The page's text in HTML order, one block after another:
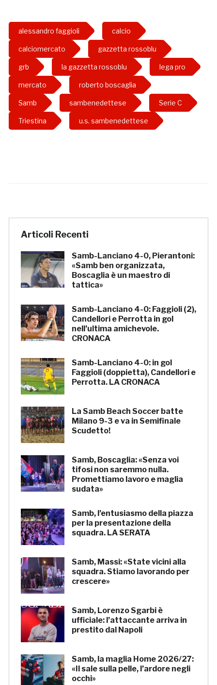
alessandro faggioli calcio
calciomercato gazzetta rossoblu
grb la gazzetta rossoblu lega pro
mercato roberto boscaglia
Samb sambenedettese Serie C
Triestina u.s. sambenedettese
Articoli Recenti
Samb-Lanciano 4-0, Pierantoni:
«Samb ben organizzata,
Boscaglia è un maestro di
tattica»
Samb-Lanciano 4-0: Faggioli (2),
Candellori e Perrotta in gol
nell’ultima amichevole.
CRONACA
Samb-Lanciano 4-0: in gol
Faggioli (doppietta), Candellori e
Perrotta. LA CRONACA
La Samb Beach Soccer batte
Milano 9-3 e va in Semifinale
Scudetto!
Samb, Boscaglia: «Senza voi
tifosi non saremmo nulla.
Promettiamo lavoro e maglia
sudata»
Samb, l’entusiasmo della piazza
per la presentazione della
squadra. LA SERATA
Samb, Massi: «State vicini alla
squadra. Stiamo lavorando per
crescere»
Samb, Lorenzo Sgarbi è
ufficiale: l’attaccante arriva in
prestito dal Napoli
Samb, la maglia Home 2026/27:
«Il sale sulla pelle, l’ardore negli
occhi»